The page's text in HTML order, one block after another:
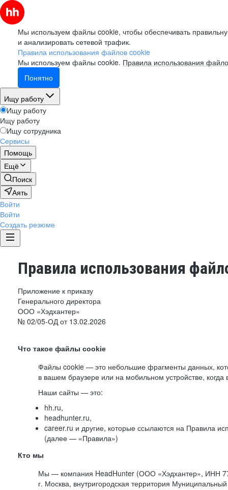
Мы используем файлы cookie, чтобы обеспечивать
и анализировать сетевой трафик.
Правила использования файлов cookie
Мы используем файлы cookie. Правила использования
Понятно
Ищу работу
Ищу работу
Ищу работу
Ищу сотрудника
Сервисы
Помощь
Ещё
Поиск
Аять
Войти
Войти
Создать резюме
Правила использования
Приложение к приказу
Генерального директора
ООО «Хэдхантер»
№ 02/05-ОД от 13.02.2026
Что такое файлы cookie
Файлы cookie — это небольшие фрагменты данных,
в вашем браузере или на мобильном устройстве,
Наши сайты — это:
hh.ru,
headhunter.ru,
career.ru и другие, которые ссылаются на Правила
(далее — «Правила»)
Кто мы
Мы — компания HeadHunter (ООО «Хэдхантер», ИНН
г. Москва, внутригородская территория Муниципальный